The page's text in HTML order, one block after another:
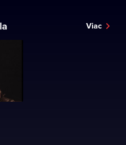
Viac